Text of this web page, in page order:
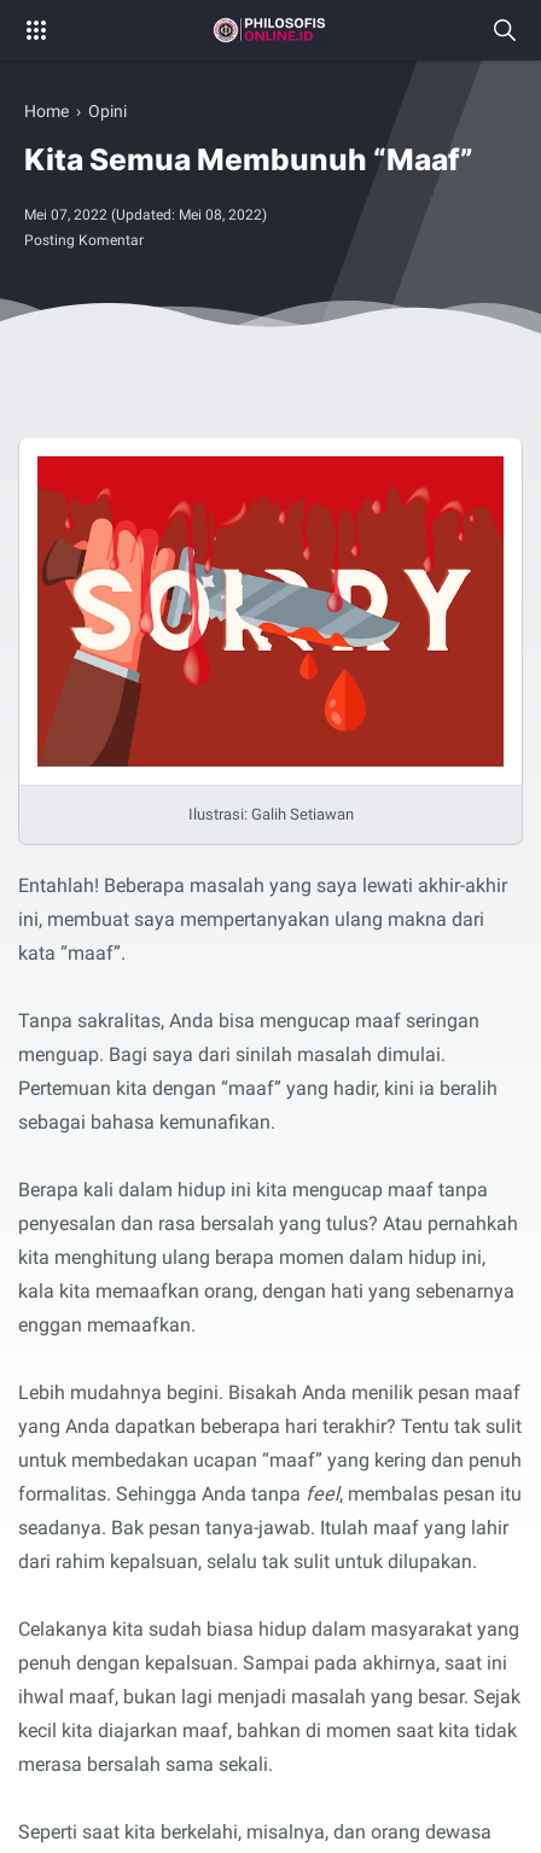
Home › Opini
Kita Semua Membunuh “Maaf”
Mei 07, 2022 (Updated: Mei 08, 2022)
Posting Komentar
Ilustrasi: Galih Setiawan
Entahlah! Beberapa masalah yang saya lewati akhir-akhir
ini, membuat saya mempertanyakan ulang makna dari
kata “maaf”.
Tanpa sakralitas, Anda bisa mengucap maaf seringan
menguap. Bagi saya dari sinilah masalah dimulai.
Pertemuan kita dengan “maaf” yang hadir, kini ia beralih
sebagai bahasa kemunafikan.
Berapa kali dalam hidup ini kita mengucap maaf tanpa
penyesalan dan rasa bersalah yang tulus? Atau pernahkah
kita menghitung ulang berapa momen dalam hidup ini,
kala kita memaafkan orang, dengan hati yang sebenarnya
enggan memaafkan.
Lebih mudahnya begini. Bisakah Anda menilik pesan maaf
yang Anda dapatkan beberapa hari terakhir? Tentu tak sulit
untuk membedakan ucapan “maaf” yang kering dan penuh
formalitas. Sehingga Anda tanpa feel, membalas pesan itu
seadanya. Bak pesan tanya-jawab. Itulah maaf yang lahir
dari rahim kepalsuan, selalu tak sulit untuk dilupakan.
Celakanya kita sudah biasa hidup dalam masyarakat yang
penuh dengan kepalsuan. Sampai pada akhirnya, saat ini
ihwal maaf, bukan lagi menjadi masalah yang besar. Sejak
kecil kita diajarkan maaf, bahkan di momen saat kita tidak
merasa bersalah sama sekali.
Seperti saat kita berkelahi, misalnya, dan orang dewasa